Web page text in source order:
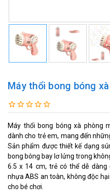
Máy thổi bong bóng
Máy thổi bong bóng xà phòng
dành cho trẻ em, mang đến
Sản phẩm được thiết kế dạng
bong bóng bay lơ lửng trong
6.5 x 14 cm, trẻ có thể dễ
nhựa ABS an toàn, không độc
cho bé chơi.